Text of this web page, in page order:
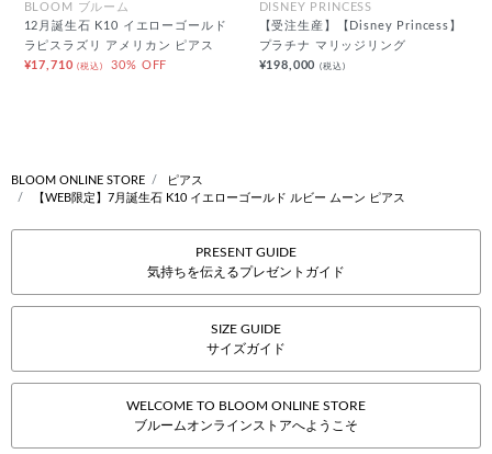
BLOOM ブルーム
12月誕生石 K10 イエローゴールド
ラピスラズリ アメリカン ピアス
¥17,710(税込) 30% OFF
DISNEY PRINCESS
【受注生産】【Disney Princess】
プラチナ マリッジリング
¥198,000(税込)
BLOOM ONLINE STORE
ピアス
【WEB限定】7月誕生石 K10 イエローゴールド ルビー ムーン ピアス
PRESENT GUIDE
気持ちを伝えるプレゼントガイド
SIZE GUIDE
サイズガイド
WELCOME TO BLOOM ONLINE STORE
ブルームオンラインストアへようこそ